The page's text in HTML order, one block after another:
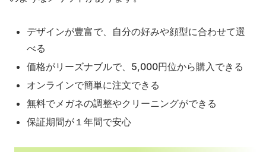
デザインが豊富で、自分の好みや顔型に合わせて選
べる
価格がリーズナブルで、5,000円位から購入できる
オンラインで簡単に注文できる
無料でメガネの調整やクリーニングができる
保証期間が１年間で安心